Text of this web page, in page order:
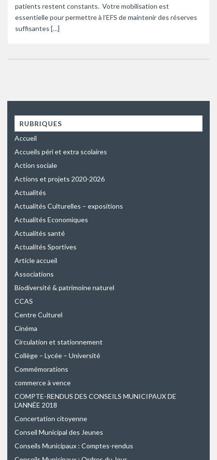
patients restent constants. Votre mobilisation est
essentielle pour permettre à l’EFS de maintenir des réserves
suffisantes […]
RUBRIQUES
Accueil
Accueils péri et extra scolaires
Action sociale
Actions et projets 2020-2026
Actualités
Actualités Culturelles – expositions
Actualités Economiques
Actualités santé
Actualités Sportives
Article accueil
Associations
Biodiversité & patrimoine naturel
CCAS
Centre Culturel
Cinéma
Circulation et stationnement
Collège – Lycée – Université
Commémorations
commerce à vence
COMPTE-RENDUS DES CONSEILS MUNICIPAUX DE
L’ANNÉE 2018
Concertation citoyenne
Conseil Municipal des Jeunes
Conseils Municipaux : Comptes-rendus